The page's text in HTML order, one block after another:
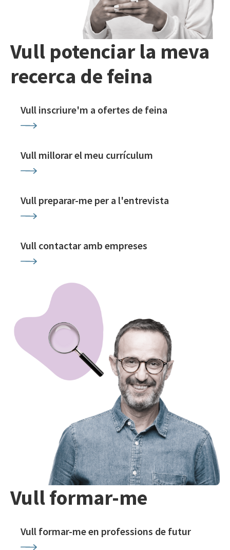
Vull potenciar la meva
recerca de feina
Vull inscriure'm a ofertes de feina
Vull millorar el meu currículum
Vull preparar-me per a l'entrevista
Vull contactar amb empreses
Vull formar-me
Vull formar-me en professions de futur